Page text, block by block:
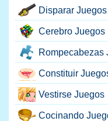
Disparar Juegos
Cerebro Juegos
Rompecabezas
Constituir
Vestirse Juegos
Cocinando